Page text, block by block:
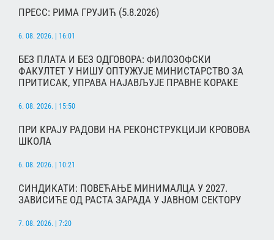
ПРЕСС: РИМА ГРУЈИЋ (5.8.2026)
6. 08. 2026. | 16:01
БЕЗ ПЛАТА И БЕЗ ОДГОВОРА: ФИЛОЗОФСКИ
ФАКУЛТЕТ У НИШУ ОПТУЖУЈЕ МИНИСТАРСТВО ЗА
ПРИТИСАК, УПРАВА НАЈАВЉУЈЕ ПРАВНЕ КОРАКЕ
6. 08. 2026. | 15:50
ПРИ КРАЈУ РАДОВИ НА РЕКОНСТРУКЦИЈИ КРОВОВА
ШКОЛА
6. 08. 2026. | 10:21
СИНДИКАТИ: ПОВЕЋАЊЕ МИНИМАЛЦА У 2027.
ЗАВИСИЋЕ ОД РАСТА ЗАРАДА У ЈАВНОМ СЕКТОРУ
7. 08. 2026. | 7:20